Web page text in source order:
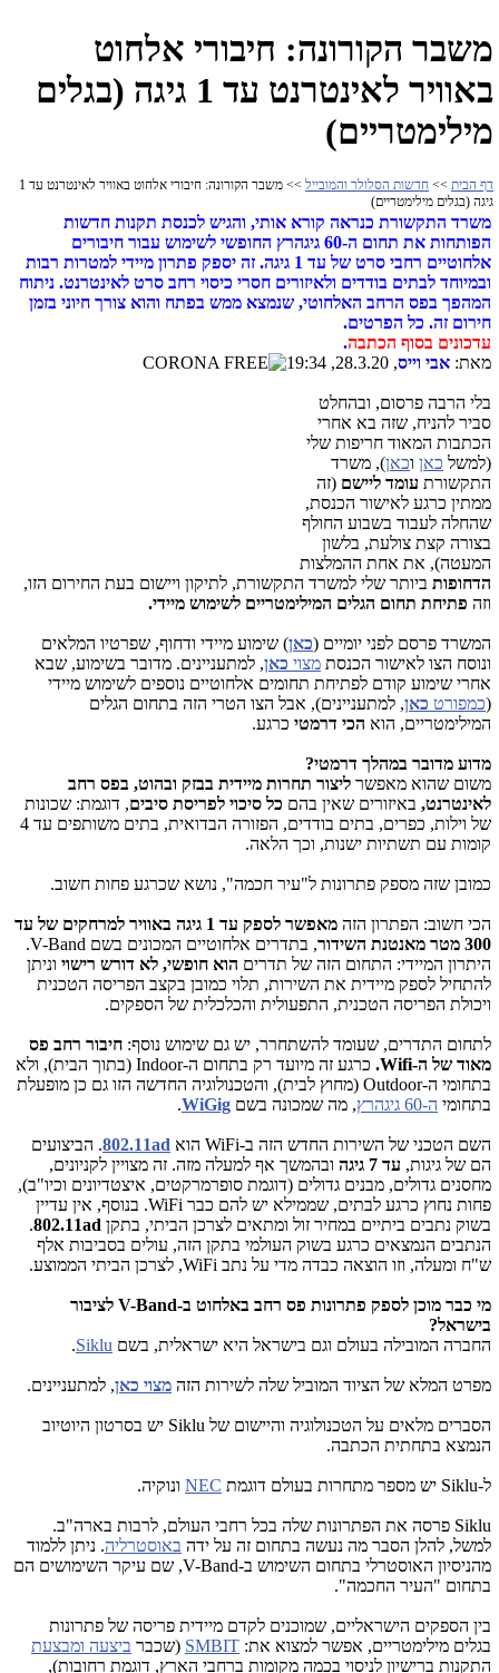
משבר הקורונה: חיבורי אלחוט
באוויר לאינטרנט עד 1 גיגה (בגלים
מילימטריים)
דף הבית >> חדשות הסלולר והמובייל
>> משבר הקורונה: חיבורי אלחוט באוויר לאינטרנט עד 1
גיגה (בגלים מילימטריים)
משרד התקשורת כנראה קורא אותי, והגיש לכנסת תקנות חדשות
הפותחות את תחום ה-60 גיגהרץ החופשי לשימוש עבור חיבורים
אלחוטיים רחבי סרט של עד 1 גיגה. זה יספק פתרון מיידי למטרות רבות
ובמיוחד לבתים בודדים ולאיזורים חסרי כיסוי רחב סרט לאינטרנט. ניתוח
המהפך בפס הרחב האלחוטי, שנמצא ממש בפתח והוא צורך חיוני בזמן
חירום זה. כל הפרטים.
עדכונים בסוף הכתבה.
מאת: אבי וייס, 28.3.20, 19:34
בלי הרבה פרסום, ובהחלט
סביר להניח, שזה בא אחרי
הכתבות המאוד חריפות שלי
(למשל כאן וכאן), משרד
התקשורת עומד ליישם (זה
ממתין כרגע לאישור הכנסת,
שהחלה לעבוד בשבוע החולף
בצורה קצת צולעת, בלשון
המעטה), את אחת ההמלצות
הדחופות ביותר שלי למשרד התקשורת, לתיקון ויישום בעת החירום הזו,
וזה פתיחת תחום הגלים המילימטריים לשימוש מיידי.
המשרד פרסם לפני יומיים (כאן) שימוע מיידי ודחוף, שפרטיו המלאים
ונוסח הצו לאישור הכנסת מצוי כאן, למתעניינים. מדובר בשימוע, שבא
אחרי שימוע קודם לפתיחת תחומים אלחוטיים נוספים לשימוש מיידי
(כמפורט כאן, למתעניינים), אבל הצו הטרי הזה בתחום הגלים
המילימטריים, הוא הכי דרמטי כרגע.
מדוע מדובר במהלך דרמטי?
משום שהוא מאפשר ליצור תחרות מיידית בבזק ובהוט, בפס רחב
לאינטרנט, באיזורים שאין בהם כל סיכוי לפריסת סיבים, דוגמת: שכונות
של וילות, כפרים, בתים בודדים, הפזורה הבדואית, בתים משותפים עד 4
קומות עם תשתיות ישנות, וכך הלאה.
כמובן שזה מספק פתרונות ל"עיר חכמה", נושא שכרגע פחות חשוב.
הכי חשוב: הפתרון הזה
מאפשר לספק עד 1 גיגה באוויר למרחקים של עד
300 מטר מאנטנת השידור
, בתדרים אלחוטיים המכונים בשם V-Band.
היתרון המיידי: התחום הזה של תדרים הוא חופשי, לא דורש רישוי וניתן
להתחיל לספק מיידית את השירות, תלוי כמובן בקצב הפריסה הטכנית
ויכולת הפריסה הטכנית, התפעולית והכלכלית של הספקים.
לתחום התדרים, שעומד להשתחרר, יש גם שימוש נוסף: חיבור רחב פס
מאוד של ה-Wifi.
כרגע זה מיועד רק בתחום ה-Indoor (בתוך הבית), ולא
בתחומי ה-Outdoor (מחוץ לבית), והטכנולוגיה החדשה הזו גם כן מופעלת
בתחומי ה-60 גיגהרץ , מה שמכונה בשם WiGig
.
השם הטכני של השירות החדש הזה ב-WiFi הוא 802.11ad. הביצועים
הם של גיגות, עד 7 גיגה
ובהמשך אף למעלה מזה. זה מצויין לקניונים,
מחסנים גדולים, מבנים גדולים (דוגמת סופרמרקטים, איצטדיונים וכיו"ב),
פחות נחוץ כרגע לבתים, שממילא יש להם כבר WiFi. בנוסף, אין עדיין
בשוק נתבים ביתיים במחיר זול ומתאים לצרכן הביתי, בתקן 802.11ad
.
הנתבים הנמצאים כרגע בשוק העולמי בתקן הזה, עולים בסביבות אלף
ש"ח ומעלה, וזו הוצאה כבדה מדי על נתב WiFi, לצרכן הביתי הממוצע.
מי כבר מוכן לספק פתרונות פס רחב באלחוט ב-V-Band לציבור
בישראל?
החברה המובילה בעולם וגם בישראל היא ישראלית, בשם Siklu
.
מפרט המלא של הציוד המוביל שלה לשירות הזה מצוי כאן, למתעניינים.
הסברים מלאים על הטכנולוגיה והיישום של Siklu יש בסרטון היוטיוב
הנמצא בתחתית הכתבה.
ל-Siklu יש מספר מתחרות בעולם דוגמת NEC ונוקיה.
Siklu פרסה את הפתרונות שלה בכל רחבי העולם, לרבות בארה"ב.
למשל, להלן הסבר מה נעשה בתחום זה על ידה באוסטרליה. ניתן ללמוד
מהניסיון האוסטרלי בתחום השימוש ב-V-Band, שם עיקר השימושים הם
בתחום "העיר החכמה".
בין הספקים הישראליים, שמוכנים לקדם מיידית פריסה של פתרונות
בגלים מילימטריים, אפשר למצוא את: SMBIT (שכבר ביצעה ומבצעת
התקנות ברישיון לניסוי בכמה מקומות ברחבי הארץ, דוגמת רחובות),